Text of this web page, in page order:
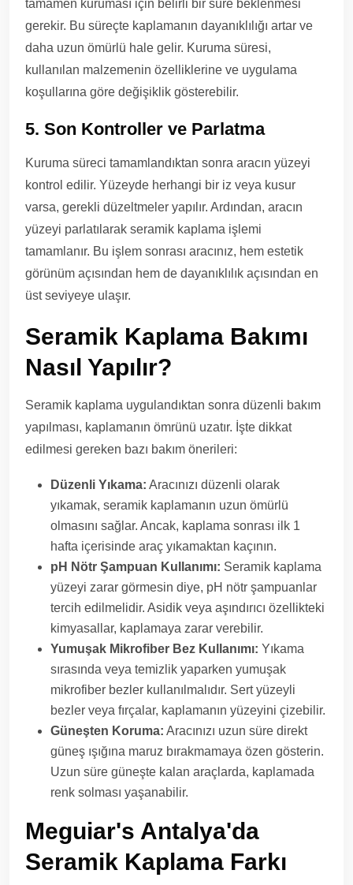
tamamen kuruması için belirli bir süre beklenmesi
gerekir. Bu süreçte kaplamanın dayanıklılığı artar ve
daha uzun ömürlü hale gelir. Kuruma süresi,
kullanılan malzemenin özelliklerine ve uygulama
koşullarına göre değişiklik gösterebilir.
5. Son Kontroller ve Parlatma
Kuruma süreci tamamlandıktan sonra aracın yüzeyi
kontrol edilir. Yüzeyde herhangi bir iz veya kusur
varsa, gerekli düzeltmeler yapılır. Ardından, aracın
yüzeyi parlatılarak seramik kaplama işlemi
tamamlanır. Bu işlem sonrası aracınız, hem estetik
görünüm açısından hem de dayanıklılık açısından en
üst seviyeye ulaşır.
Seramik Kaplama Bakımı
Nasıl Yapılır?
Seramik kaplama uygulandıktan sonra düzenli bakım
yapılması, kaplamanın ömrünü uzatır. İşte dikkat
edilmesi gereken bazı bakım önerileri:
Düzenli Yıkama: Aracınızı düzenli olarak
yıkamak, seramik kaplamanın uzun ömürlü
olmasını sağlar. Ancak, kaplama sonrası ilk 1
hafta içerisinde araç yıkamaktan kaçının.
pH Nötr Şampuan Kullanımı: Seramik kaplama
yüzeyi zarar görmesin diye, pH nötr şampuanlar
tercih edilmelidir. Asidik veya aşındırıcı özellikteki
kimyasallar, kaplamaya zarar verebilir.
Yumuşak Mikrofiber Bez Kullanımı: Yıkama
sırasında veya temizlik yaparken yumuşak
mikrofiber bezler kullanılmalıdır. Sert yüzeyli
bezler veya fırçalar, kaplamanın yüzeyini çizebilir.
Güneşten Koruma: Aracınızı uzun süre direkt
güneş ışığına maruz bırakmamaya özen gösterin.
Uzun süre güneşte kalan araçlarda, kaplamada
renk solması yaşanabilir.
Meguiar's Antalya'da
Seramik Kaplama Farkı